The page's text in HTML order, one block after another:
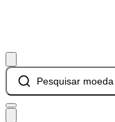
Pesquisar moeda